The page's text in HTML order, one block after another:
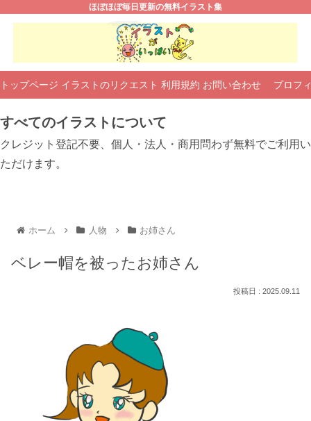
ほぼほぼ毎日更新の無料イラスト集
トップページ イラストのリクエスト 利用規約 お問い合わせ プロフ
すべてのイラストについて
クレジット登記不要、個人・法人・商用問わず無料でご利用い
ただけます。
ホーム 人物 お姉さん
ベレー帽を被ったお姉さん
2025.09.11